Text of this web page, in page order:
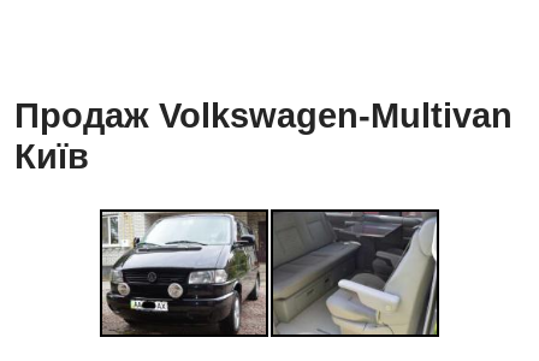
Продаж Volkswagen-Multivan
Київ